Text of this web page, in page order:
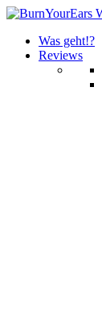
Was geht!?
Reviews